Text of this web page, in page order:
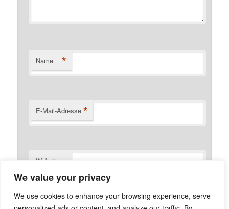
We value your privacy
We use cookies to enhance your browsing experience, serve
Name *
E-Mail-Adresse *
Website